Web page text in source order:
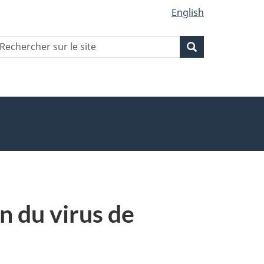
English
du virus de